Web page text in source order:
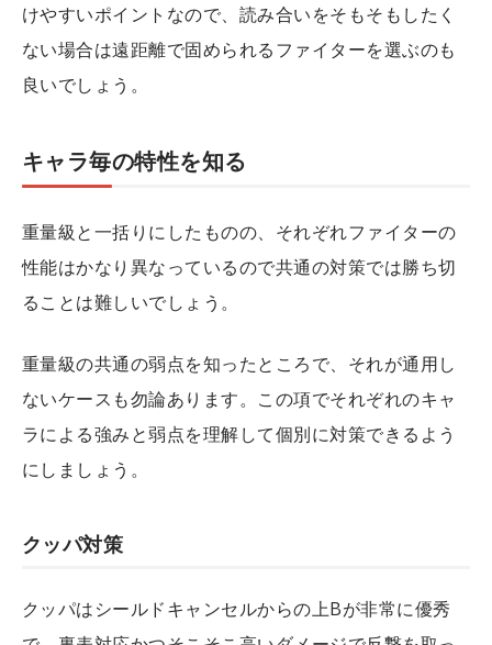
けやすいポイントなので、読み合いをそもそもしたく
ない場合は遠距離で固められるファイターを選ぶのも
良いでしょう。
キャラ毎の特性を知る
重量級と一括りにしたものの、それぞれファイターの
性能はかなり異なっているので共通の対策では勝ち切
ることは難しいでしょう。
重量級の共通の弱点を知ったところで、それが通用し
ないケースも勿論あります。この項でそれぞれのキャ
ラによる強みと弱点を理解して個別に対策できるよう
にしましょう。
クッパ対策
クッパはシールドキャンセルからの上Bが非常に優秀